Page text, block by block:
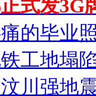
式发3G
的毕业
工地塌
汶川强地